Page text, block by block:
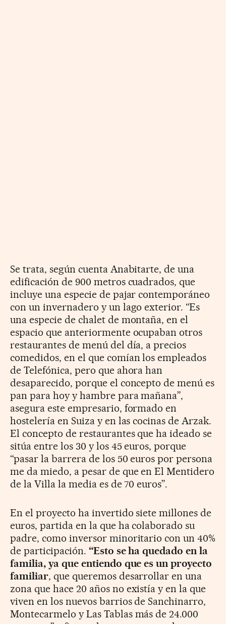
Se trata, según cuenta Anabitarte, de una
edificación de 900 metros cuadrados, que
incluye una especie de pajar contemporáneo
con un invernadero y un lago exterior. “Es
una especie de chalet de montaña, en el
espacio que anteriormente ocupaban otros
restaurantes de menú del día, a precios
comedidos, en el que comían los empleados
de Telefónica, pero que ahora han
desaparecido, porque el concepto de menú es
pan para hoy y hambre para mañana”,
asegura este empresario, formado en
hostelería en Suiza y en las cocinas de Arzak.
El concepto de restaurantes que ha ideado se
sitúa entre los 30 y los 45 euros, porque
“pasar la barrera de los 50 euros por persona
me da miedo, a pesar de que en El Mentidero
de la Villa la media es de 70 euros”.
En el proyecto ha invertido siete millones de
euros, partida en la que ha colaborado su
padre, como inversor minoritario con un 40%
de participación. “Esto se ha quedado en la
familia, ya que entiendo que es un proyecto
familiar, que queremos desarrollar en una
zona que hace 20 años no existía y en la que
viven en los nuevos barrios de Sanchinarro,
Montecarmelo y Las Tablas más de 24.000